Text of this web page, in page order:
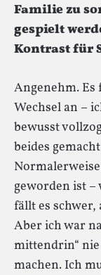
Familie zu
gespielt
Kontrast für
Angenehm.
Wechsel an –
bewusst
beides
geworden ist –
fällt es schwer,
Aber ich war
mittendrin“
machen. Ich